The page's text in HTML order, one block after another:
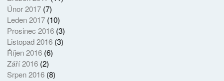
Únor 2017(7)
Leden 2017(10)
Prosinec 2016(3)
Listopad 2016(3)
Říjen 2016(6)
Září 2016(2)
Srpen 2016(8)